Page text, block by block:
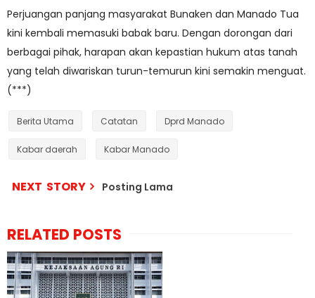
Perjuangan panjang masyarakat Bunaken dan Manado Tua
kini kembali memasuki babak baru. Dengan dorongan dari
berbagai pihak, harapan akan kepastian hukum atas tanah
yang telah diwariskan turun-temurun kini semakin menguat.
(***)
Berita Utama Catatan Dprd Manado
Kabar daerah Kabar Manado
NEXT STORY Posting Lama
RELATED POSTS